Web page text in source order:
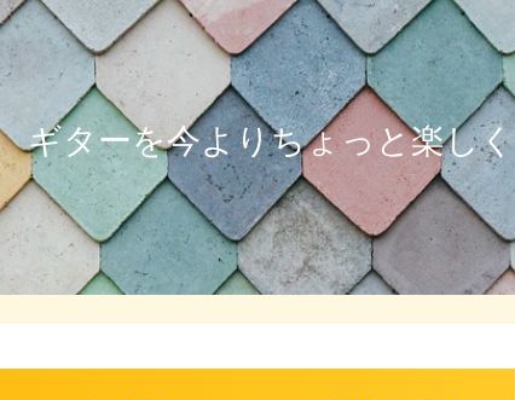
ギターを今よりちょっと楽しく